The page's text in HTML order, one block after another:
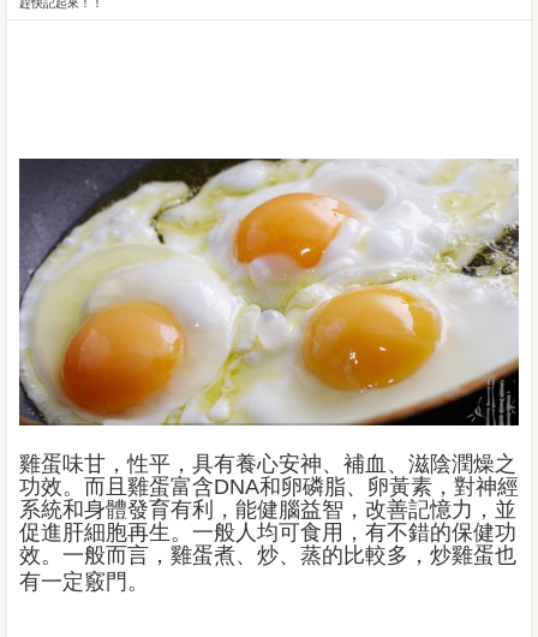
趕快記起來！！
雞蛋味甘，性平，具有養心安神、補血、滋陰潤燥之
功效。而且雞蛋富含DNA和卵磷脂、卵黃素，對神經
系統和身體發育有利，能健腦益智，改善記憶力，並
促進肝細胞再生。一般人均可食用，有不錯的保健功
效。一般而言，雞蛋煮、炒、蒸的比較多，炒雞蛋也
有一定竅門。